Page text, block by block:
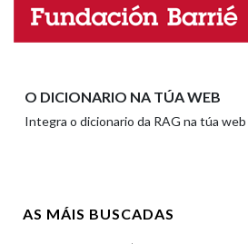
Nome
O DICIONARIO NA TÚA WEB
Integra o dicionario da RAG na túa web
AS MÁIS BUSCADAS